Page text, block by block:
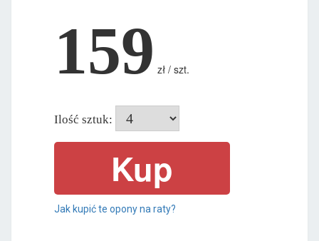
159 zł / szt.
Ilość sztuk:
Jak kupić te opony na raty?